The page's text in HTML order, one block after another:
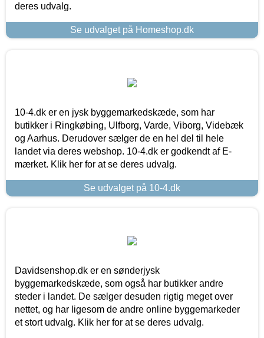
deres udvalg.
Se udvalget på Homeshop.dk
10-4.dk er en jysk byggemarkedskæde, som har
butikker i Ringkøbing, Ulfborg, Varde, Viborg, Videbæk
og Aarhus. Derudover sælger de en hel del til hele
landet via deres webshop. 10-4.dk er godkendt af E-
mærket. Klik her for at se deres udvalg.
Se udvalget på 10-4.dk
Davidsenshop.dk er en sønderjysk
byggemarkedskæde, som også har butikker andre
steder i landet. De sælger desuden rigtig meget over
nettet, og har ligesom de andre online byggemarkeder
et stort udvalg. Klik her for at se deres udvalg.